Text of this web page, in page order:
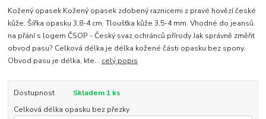
Kožený opasek Kožený opasek zdobený raznicemi z pravé hovězí české
kůže. Šířka opasku 3,8-4 cm. Tloušťka kůže 3,5-4 mm. Vhodné do jeansů.
na přání s logem ČSOP - Český svaz ochránců přírody Jak správně změřit
obvod pasu? Celková délka je délka kožené části opasku bez spony.
Obvod pasu je délka, kte... celý popis
Dostupnost
Skladem 1 ks
Celková délka opasku bez přezky